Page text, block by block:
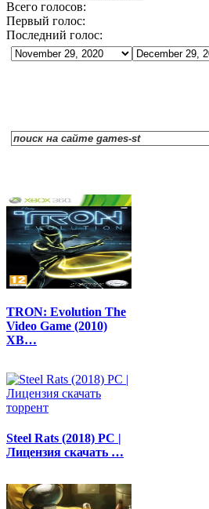
Всего голосов:
Первый голос:
Последний голос:
TRON: Evolution The
Video Game (2010)
XB…
Steel Rats (2018) PC |
Лицензия скачать …